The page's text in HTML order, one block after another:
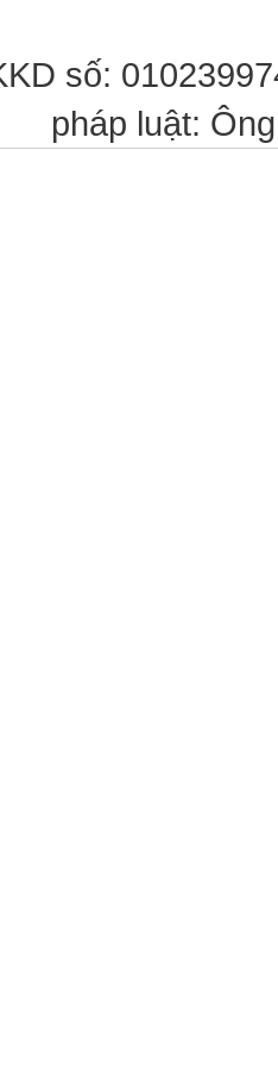
số:
pháp luật: